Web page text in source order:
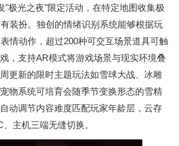
"极光之夜"限定活动，在特定地图收集极
装扮。独创的情绪识别系统能够根据玩
情动作，超过200种可交互场景道具可触
，支持AR模式将游戏场景与现实环境叠
更新的限时主题玩法如雪球大战、冰雕
物系统可培育会随季节变换形态的雪精
动调节内容难度匹配玩家年龄层，云存
主机三端无缝切换。